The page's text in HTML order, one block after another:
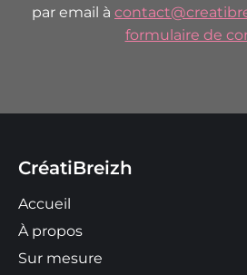
par email à
formulaire de
CréatiBreizh
Accueil
À propos
Sur mesure